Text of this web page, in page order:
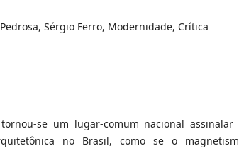
Sérgio Ferro, Modernidade, Crítica
se um lugar-comum nacional assinalar
no Brasil, como se o